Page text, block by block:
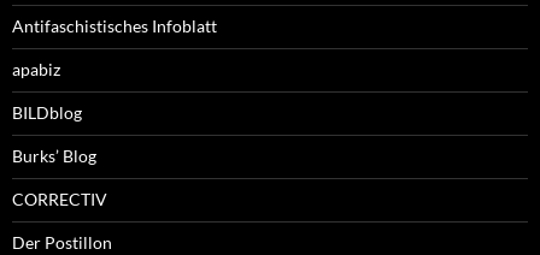
Antifaschistisches Infoblatt
apabiz
BILDblog
Burks’ Blog
CORRECTIV
Der Postillon